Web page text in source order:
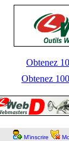
Obtenez
Obtenez
M'inscrire